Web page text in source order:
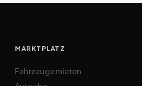
MARKTPLATZ
Fahrzeuge mieten